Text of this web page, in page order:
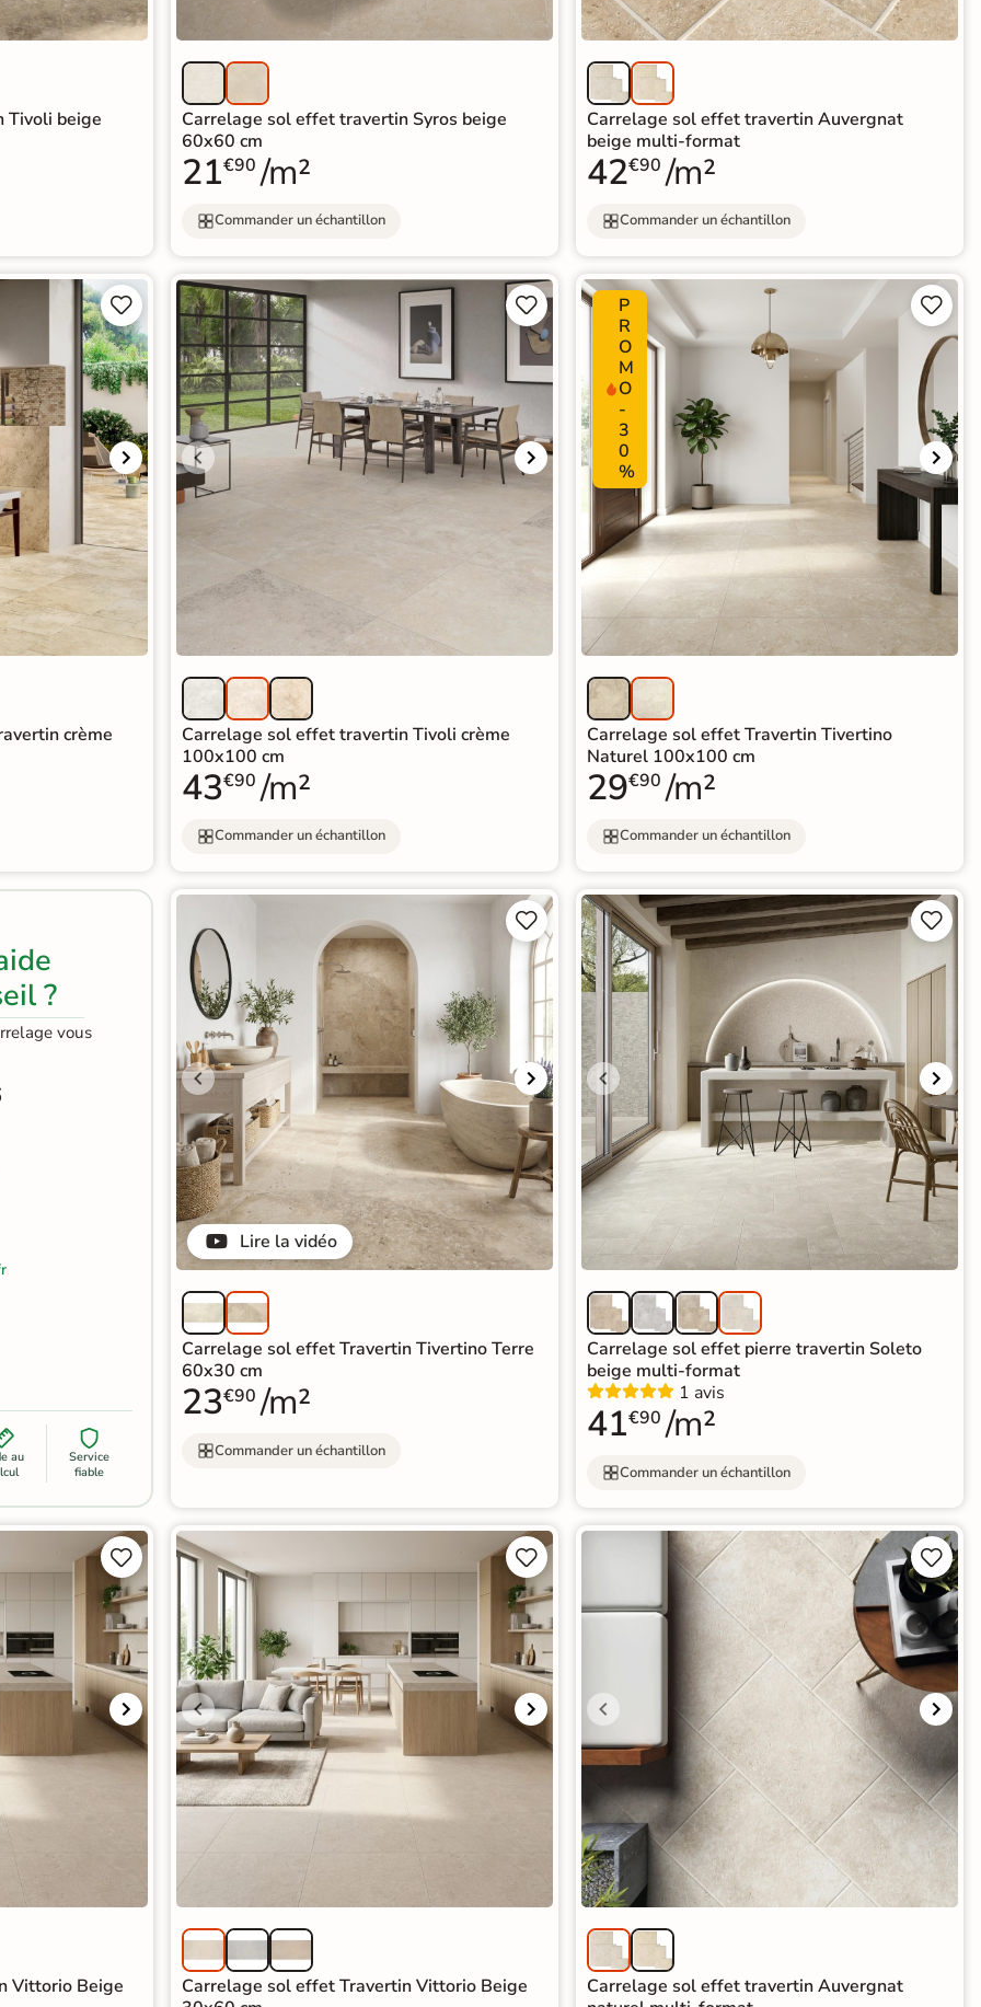
Tivoli beige
Carrelage sol effet travertin Syros beige
60x60 cm
21€90 /m²
Commander un échantillon
Carrelage sol effet travertin Auvergnat
beige multi-format
42€90 /m²
Commander un échantillon


crème


Carrelage sol effet travertin Tivoli crème
100x100 cm
43€90 /m²
Commander un échantillon
P
R
O
M
O
-
3
0
%


Carrelage sol effet Travertin Tivertino
Naturel 100x100 cm
29€90 /m²
Commander un échantillon
?
vous
au
Service
fiable
Lire la vidéo


Carrelage sol effet Travertin Tivertino Terre
60x30 cm
23€90 /m²
Commander un échantillon


Carrelage sol effet pierre travertin Soleto
beige multi-format
1 avis
41€90 /m²
Commander un échantillon


Vittorio Beige


Carrelage sol effet Travertin Vittorio Beige


Carrelage sol effet travertin Auvergnat